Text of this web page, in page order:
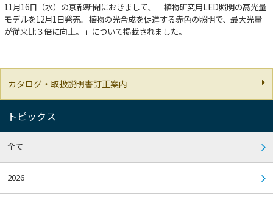
11月16日（水）の京都新聞におきまして、「植物研究用LED照明の高光量
モデルを12月1日発売。植物の光合成を促進する赤色の照明で、最大光量
が従来比３倍に向上。」について掲載されました。
カタログ・取扱説明書訂正案内
トピックス
全て
2026